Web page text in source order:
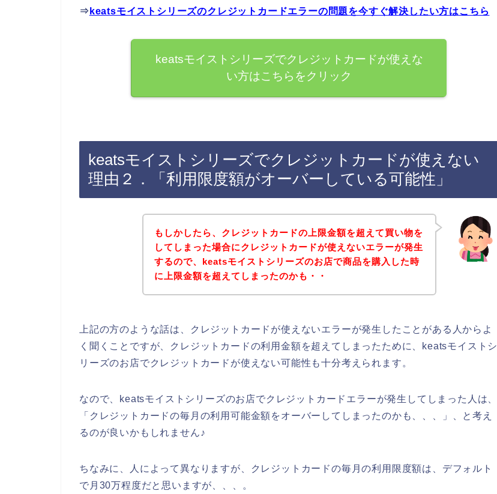
⇒ keatsモイストシリーズのクレジットカードエラーの問題を今すぐ解決したい方はこちら
keatsモイストシリーズでクレジットカードが使えな
い方はこちらをクリック
keatsモイストシリーズでクレジットカードが使えない
理由２．「利用限度額がオーバーしている可能性」
もしかしたら、クレジットカードの上限金額を超えて買い物を
してしまった場合にクレジットカードが使えないエラーが発生
するので、keatsモイストシリーズのお店で商品を購入した時
に上限金額を超えてしまったのかも・・
上記の方のような話は、クレジットカードが使えないエラーが発生したことがある人からよ
く聞くことですが、クレジットカードの利用金額を超えてしまったために、keatsモイストシ
リーズのお店でクレジットカードが使えない可能性も十分考えられます。
なので、keatsモイストシリーズのお店でクレジットカードエラーが発生してしまった人は、
「クレジットカードの毎月の利用可能金額をオーバーしてしまったのかも、、、」、と考え
るのが良いかもしれません♪
ちなみに、人によって異なりますが、クレジットカードの毎月の利用限度額は、デフォルト
で月30万程度だと思いますが、、、。